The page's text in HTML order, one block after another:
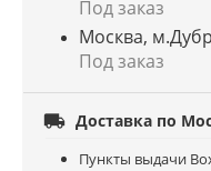
Под заказ
Москва,
Под заказ
 Доставка по
Пункты выдачи